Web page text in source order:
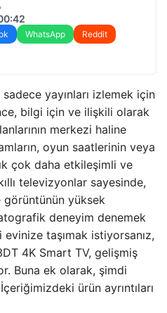
WhatsApp
Reddit
yayınları izlemek için
bilgi için ve ilişkili olarak
merkezi haline
oyun saatlerinin veya
çok daha etkileşimli ve
televizyonlar sayesinde,
görüntünün yüksek
deneyim denemek
taşımak istiyorsanız,
4K Smart TV, gelişmiş
Buna ek olarak, şimdi
ürün ayrıntıları